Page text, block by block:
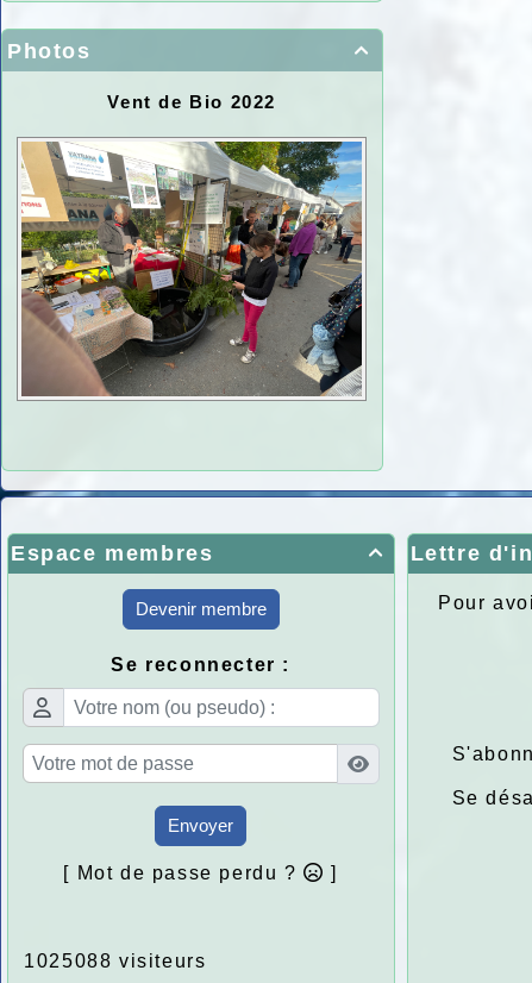

Photos
Vent de Bio 2022

Espace membres
Devenir membre
Se reconnecter :
Envoyer
[ Mot de passe perdu ? ]
1025088 visiteurs
Lettre
Pour
Se